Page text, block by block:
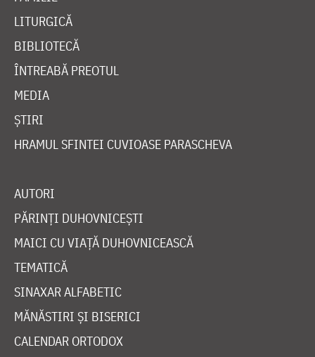
LITURGICĂ
BIBLIOTECĂ
ÎNTREABĂ PREOTUL
MEDIA
ȘTIRI
HRAMUL SFINTEI CUVIOASE PARASCHEVA
AUTORI
PĂRINȚI DUHOVNICEȘTI
MAICI CU VIAȚĂ DUHOVNICEASCĂ
TEMATICĂ
SINAXAR ALFABETIC
MĂNĂSTIRI ȘI BISERICI
CALENDAR ORTODOX